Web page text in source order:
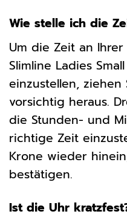
Wie stelle ich die
Um die Zeit an
Slimline Ladies
einzustellen, ziehen
vorsichtig heraus.
die Stunden- und
richtige Zeit
Krone wieder
bestätigen.
Ist die Uhr